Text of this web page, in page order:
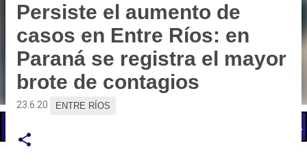
Persiste el aumento de
casos en Entre Ríos: en
Paraná se registra el mayor
brote de contagios
23.6.20 ENTRE RÍOS